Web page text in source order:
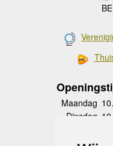
Maandag
Dinsdag
Donderdag